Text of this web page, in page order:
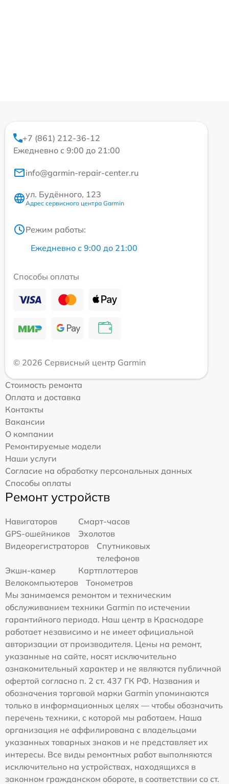
+7 (861) 212-36-12
Ежедневно с 9:00 до 21:00
info@garmin-repair-center.ru
ул. Будённого, 123
Адрес сервисного центра Garmin
Режим работы:
Ежедневно с 9:00 до 21:00
Способы оплаты
© 2026 Сервисный центр Garmin
Стоимость ремонта
Оплата и доставка
Контакты
Вакансии
О компании
Ремонтируемые модели
Наши услуги
Согласие на обработку персональных данных
Способы оплаты
Ремонт устройств
Навигаторов
Смарт-часов
GPS-ошейников
Эхолотов
Видеорегистраторов
Спутниковых
телефонов
Экшн-камер
Картплоттеров
Велокомпьютеров
Тонометров
Мы занимаемся ремонтом и техническим
обслуживанием техники Garmin по истечении
гарантийного периода. Наш центр в Краснодаре
работает независимо и не имеет официальной
авторизации от производителя. Цены на ремонт,
указанные на сайте, носят исключительно
ознакомительный характер и не являются публичной
офертой согласно п. 2 ст. 437 ГК РФ. Названия и
обозначения торговой марки Garmin упоминаются
только в информационных целях — чтобы обозначить
перечень техники, с которой мы работаем. Наша
организация не аффилирована с владельцами
указанных товарных знаков и не представляет их
интересы. Все виды ремонтных работ выполняются
исключительно на устройствах, находящихся в
законном гражданском обороте, в соответствии со ст.